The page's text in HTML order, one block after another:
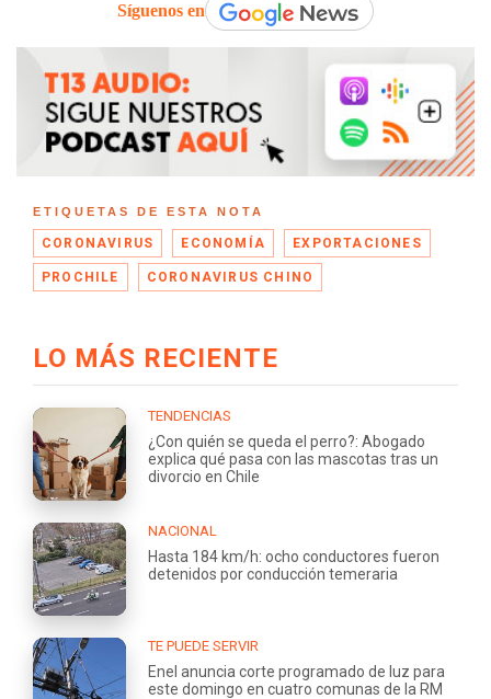
Síguenos en
ETIQUETAS DE ESTA NOTA
CORONAVIRUS ECONOMÍA EXPORTACIONES
PROCHILE CORONAVIRUS CHINO
LO MÁS RECIENTE
TENDENCIAS
¿Con quién se queda el perro?: Abogado
explica qué pasa con las mascotas tras un
divorcio en Chile
NACIONAL
Hasta 184 km/h: ocho conductores fueron
detenidos por conducción temeraria
TE PUEDE SERVIR
Enel anuncia corte programado de luz para
este domingo en cuatro comunas de la RM